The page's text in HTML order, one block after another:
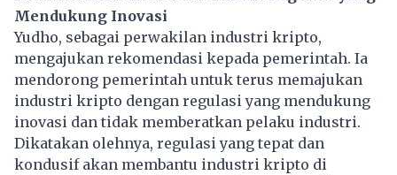
Mendukung Inovasi
Yudho, sebagai perwakilan industri kripto,
mengajukan rekomendasi kepada pemerintah. Ia
mendorong pemerintah untuk terus memajukan
industri kripto dengan regulasi yang mendukung
inovasi dan tidak memberatkan pelaku industri.
Dikatakan olehnya, regulasi yang tepat dan
kondusif akan membantu industri kripto di